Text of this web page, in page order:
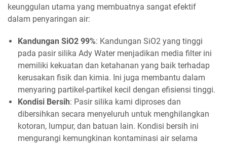
keunggulan utama yang membuatnya sangat efektif
dalam penyaringan air:
Kandungan SiO2 99%: Kandungan SiO2 yang tinggi
pada pasir silika Ady Water menjadikan media filter ini
memiliki kekuatan dan ketahanan yang baik terhadap
kerusakan fisik dan kimia. Ini juga membantu dalam
menyaring partikel-partikel kecil dengan efisiensi tinggi.
Kondisi Bersih: Pasir silika kami diproses dan
dibersihkan secara menyeluruh untuk menghilangkan
kotoran, lumpur, dan batuan lain. Kondisi bersih ini
mengurangi kemungkinan kontaminasi air selama